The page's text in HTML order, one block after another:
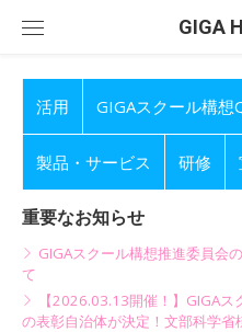
GIGA
活用 GIGAスクール構想
製品・サービス 研修
重要なお知らせ
GIGAスクール構想推進委員会
て
【2026.03.13開催！】GIGA
の表彰自治体が決定！文部科学省